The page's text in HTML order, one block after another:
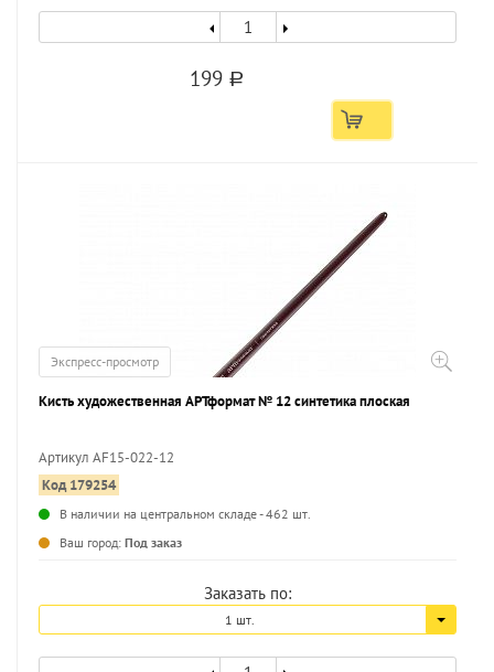
199 a
Экспресс-просмотр
Кисть художественная АРТформат № 12 синтетика плоская
Артикул AF15-022-12
Код 179254
В наличии на центральном складе - 462 шт.
Ваш город: Под заказ
Заказать по:
1 шт.